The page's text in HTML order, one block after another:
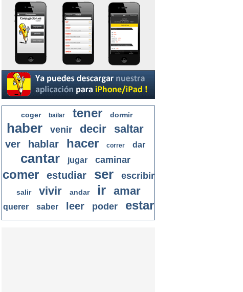
coger bailar tener dormir
haber venir decir saltar
ver hablar hacer correr dar
cantar jugar caminar
comer estudiar ser escribir
salir vivir andar ir amar
querer saber leer poder estar